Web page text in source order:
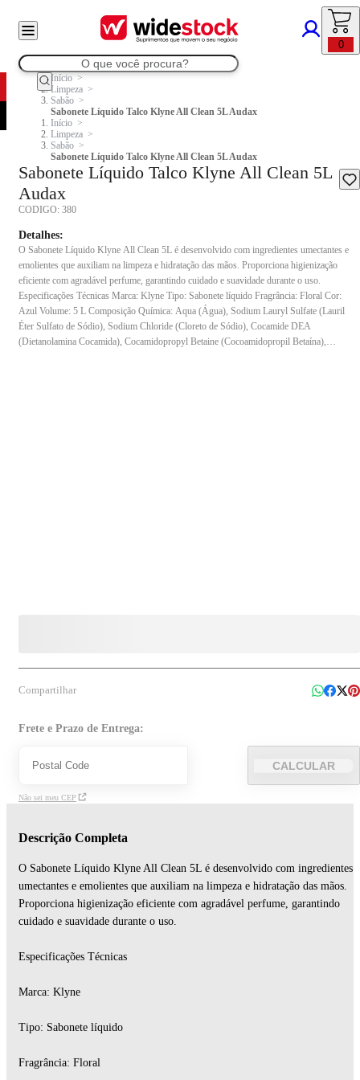
0
Início
Limpeza
Sabão
Sabonete Líquido Talco Klyne All Clean 5L Audax
Início
Limpeza
Sabão
Sabonete Líquido Talco Klyne All Clean 5L Audax
Sabonete Líquido Talco Klyne All Clean 5L
Audax
CODIGO: 380
Detalhes:
O Sabonete Líquido Klyne All Clean 5L é desenvolvido com ingredientes umectantes e
emolientes que auxiliam na limpeza e hidratação das mãos. Proporciona higienização
eficiente com agradável perfume, garantindo cuidado e suavidade durante o uso.
Especificações Técnicas Marca: Klyne Tipo: Sabonete líquido Fragrância: Floral Cor:
Azul Volume: 5 L Composição Química: Aqua (Água), Sodium Lauryl Sulfate (Lauril
Éter Sulfato de Sódio), Sodium Chloride (Cloreto de Sódio), Cocamide DEA
(Dietanolamina Cocamida), Cocamidopropyl Betaine (Cocoamidopropil Betaína),
Compartilhar
Frete e Prazo de Entrega:
CALCULAR
Não sei meu CEP
Descrição Completa
O Sabonete Líquido Klyne All Clean 5L é desenvolvido com ingredientes
umectantes e emolientes que auxiliam na limpeza e hidratação das mãos.
Proporciona higienização eficiente com agradável perfume, garantindo
cuidado e suavidade durante o uso.
Especificações Técnicas
Marca: Klyne
Tipo: Sabonete líquido
Fragrância: Floral